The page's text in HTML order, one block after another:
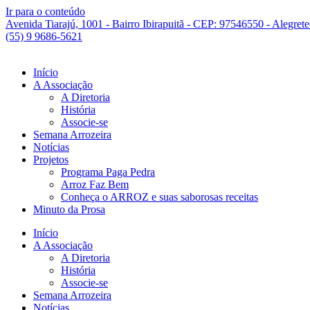
Ir para o conteúdo
Avenida Tiarajú, 1001 - Bairro Ibirapuitã - CEP: 97546550 -
(55) 9 9686-5621
Início
A Associação
A Diretoria
História
Associe-se
Semana Arrozeira
Notícias
Projetos
Programa Paga Pedra
Arroz Faz Bem
Conheça o ARROZ e suas saborosas receitas
Minuto da Prosa
Início
A Associação
A Diretoria
História
Associe-se
Semana Arrozeira
Notícias